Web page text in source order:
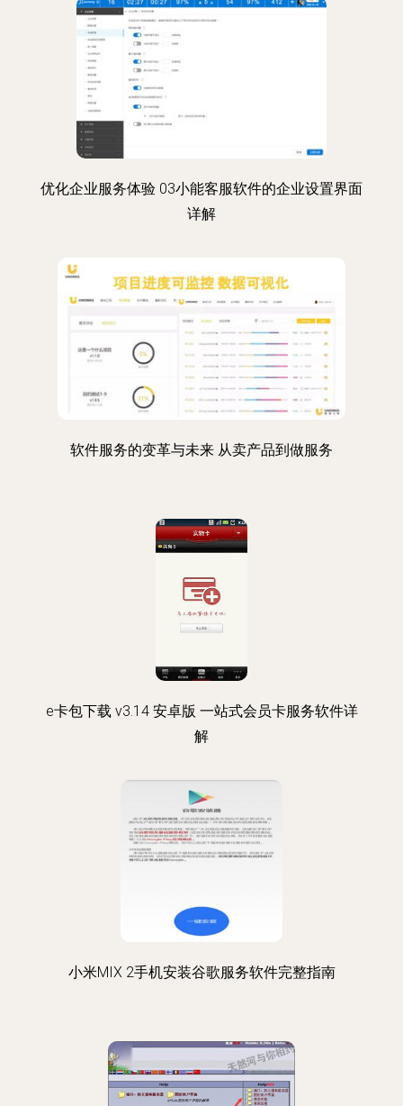
优化企业服务体验 03小能客服软件的企业设置界面
详解
软件服务的变革与未来 从卖产品到做服务
e卡包下载 v3.14 安卓版 一站式会员卡服务软件详
解
小米MIX 2手机安装谷歌服务软件完整指南